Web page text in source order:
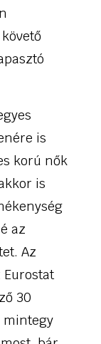
is
korú nők
is
az
Az
30
mintegy